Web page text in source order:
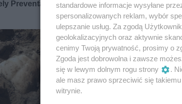
standardowe informacje wysyłane
spersonalizowanych reklam, wybór
ulepszanie usług. Za zgodą
geolokalizacyjnych oraz aktywnie
cenimy Twoją prywatność, prosimy o
Zgoda jest dobrowolna i zawsze
się w lewym dolnym rogu strony
.
ale masz prawo sprzeciwić się
witrynie.